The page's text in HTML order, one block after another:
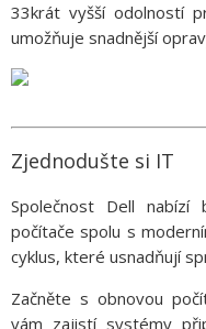
33krát vyšší odolností
umožňuje snadnější
Zjednodušte si IT
Společnost Dell nabízí
počítače spolu s
cyklus, které usnadňují
Začněte s obnovou
vám zajistí systémy